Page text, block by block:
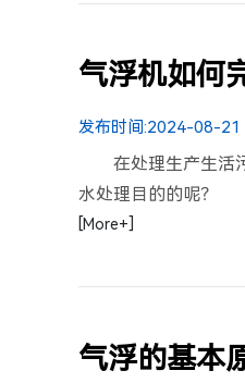
气浮机如何
发布时间:2024-08-21
在处理生产生活
水处理目的的呢？
[More+]
气浮的基本